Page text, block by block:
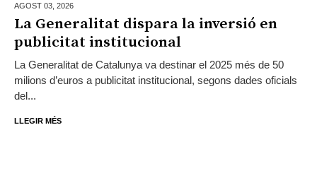
AGOST 03, 2026
La Generalitat dispara la inversió en
publicitat institucional
La Generalitat de Catalunya va destinar el 2025 més de 50
milions d’euros a publicitat institucional, segons dades oficials
del...
LLEGIR MÉS